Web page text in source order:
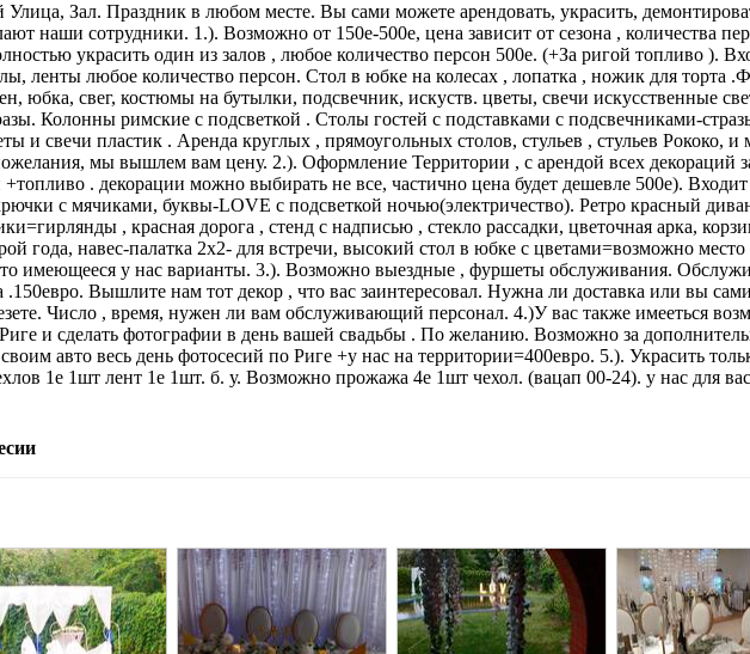
Зал. Праздник в любом месте. Вы сами можете арендовать, украсить,
наши сотрудники. 1.). Возможно от 150е-500е, цена зависит от сезона , количества
украсить один из залов , любое количество персон 500е. (+За ригой топливо ).
ленты любое количество персон. Стол в юбке на колесах , лопатка , ножик для торта
юбка, свег, костюмы на бутылки, подсвечник, искуств. цветы, свечи искусственные
Колонны римские с подсветкой . Столы гостей с подставками с подсвечниками-
и свечи пластик . Аренда круглых , прямоугольных столов, стульев , стульев Рококо, и
мы вышлем вам цену. 2.). Оформление Территории , с арендой всех декораций
. декорации можно выбирать не все, частично цена будет дешевле 500е).
с мячиками, буквы-LOVE с подсветкой ночью(электричество). Ретро красный
, красная дорога , стенд с надписью , стекло рассадки, цветочная арка,
года, навес-палатка 2х2- для встречи, высокий стол в юбке с цветами=возможно место
имеющееся у нас варианты. 3.). Возможно выездные , фуршеты обслуживания.
.150евро. Вышлите нам тот декор , что вас заинтересовал. Нужна ли доставка или вы
Число , время, нужен ли вам обслуживающий персонал. 4.)У вас также имееться
и сделать фотографии в день вашей свадьбы . По желанию. Возможно за
авто весь день фотосесий по Риге +у нас на территории=400евро. 5.). Украсить
1е 1шт лент 1е 1шт. б. у. Возможно прожажа 4е 1шт чехол. (вацап 00-24). у нас для вас